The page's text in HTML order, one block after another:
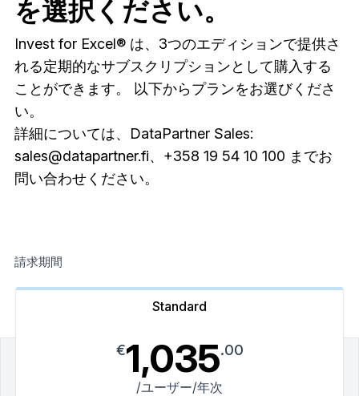
を選択ください。
Invest for Excel® は、3つのエディションで提供さ
れる定期的なサブスクリプションとして購入する
ことができます。 以下からプランをお選びくださ
い。
詳細については、DataPartner Sales:
sales@datapartner.fi、+358 19 54 10 100 までお
問い合わせください。
請求期間
Standard
€1,035.00
/ユーザー/年次